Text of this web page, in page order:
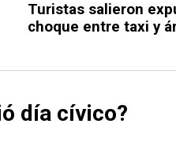
Turistas salieron
choque entre taxi y
día cívico?